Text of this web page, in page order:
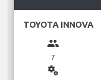
TOYOTA INNOVA
group
7
miscellaneous_services